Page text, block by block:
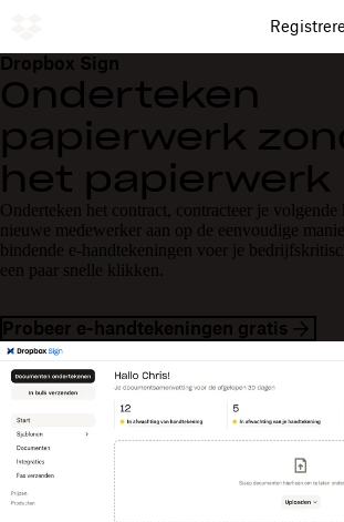
Dropbox Sign
Onderteken
papierwerk
het papierwerk
Onderteken het contract, contracteer je volgende
nieuwe medewerker aan op de eenvoudige
bindende e-handtekeningen voer je
een paar snelle klikken.
Probeer e-handtekeningen gratis